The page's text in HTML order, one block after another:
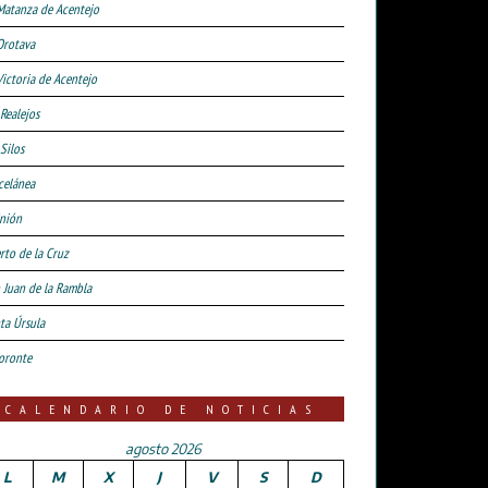
de Acentejo
de Acentejo
de la Cruz
Juan de la Rambla
Úrsula
CALENDARIO DE NOTICIAS
agosto 2026
L
M X J V S D